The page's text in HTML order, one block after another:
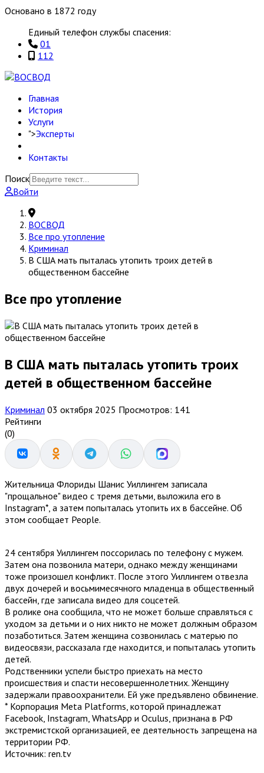
Основано в 1872 году
Единый телефон службы спасения:
01
112
Главная
История
Услуги
">Эксперты
Контакты
Поиск
Войти
ВОСВОД
Все про утопление
Криминал
В США мать пыталась утопить троих детей в
общественном бассейне
Все про утопление
В США мать пыталась утопить троих
детей в общественном бассейне
Криминал 03 октября 2025 Просмотров: 141
Рейтинги
(0)
Жительница Флориды Шанис Уиллингем записала
"прощальное" видео с тремя детьми, выложила его в
Instagram*, а затем попыталась утопить их в бассейне. Об
этом сообщает People.
24 сентября Уиллингем поссорилась по телефону с мужем.
Затем она позвонила матери, однако между женщинами
тоже произошел конфликт. После этого Уиллингем отвезла
двух дочерей и восьмимесячного младенца в общественный
бассейн, где записала видео для соцсетей.
В ролике она сообщила, что не может больше справляться с
уходом за детьми и о них никто не может должным образом
позаботиться. Затем женщина созвонилась с матерью по
видеосвязи, рассказала где находится, и попыталась утопить
детей.
Родственники успели быстро приехать на место
происшествия и спасти несовершеннолетних. Женщину
задержали правоохранители. Ей уже предъявлено обвинение.
* Корпорация Meta Platforms, которой принадлежат
Facebook, Instagram, WhatsApp и Oculus, признана в РФ
экстремистской организацией, ее деятельность запрещена на
территории РФ.
Источник: ren.tv